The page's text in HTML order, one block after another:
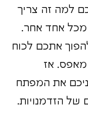
למה זה צריך
מכל אחד אחר.
אתכם לכוח
אז
את המפתח
הזדמנויות.